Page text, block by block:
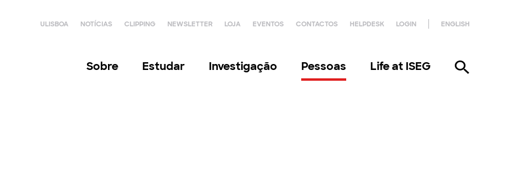
ULISBOA NOTÍCIAS CLIPPING NEWSLETTER LOJA EVENTOS CONTACTOS HELPDESK LOGIN ENGLISH
Sobre Estudar Investigação Pessoas Life at ISEG